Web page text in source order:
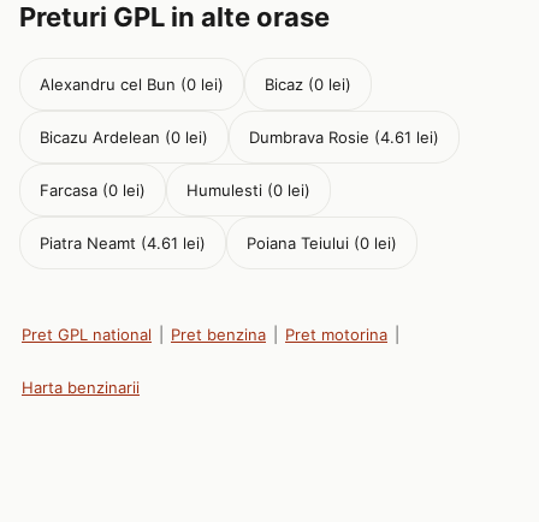
Preturi GPL in alte orase
Alexandru cel Bun (0 lei) Bicaz (0 lei)
Bicazu Ardelean (0 lei) Dumbrava Rosie (4.61 lei)
Farcasa (0 lei) Humulesti (0 lei)
Piatra Neamt (4.61 lei) Poiana Teiului (0 lei)
Pret GPL national Pret benzina Pret motorina
Harta benzinarii